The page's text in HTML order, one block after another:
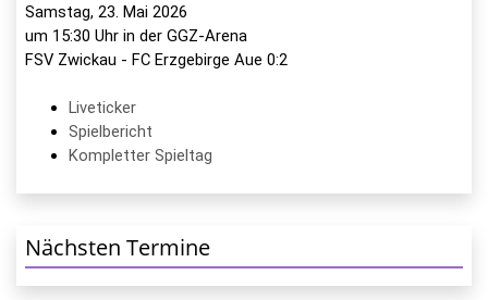
Samstag, 23. Mai 2026
um 15:30 Uhr in der GGZ-Arena
FSV Zwickau - FC Erzgebirge Aue 0:2
Liveticker
Spielbericht
Kompletter Spieltag
Nächsten Termine